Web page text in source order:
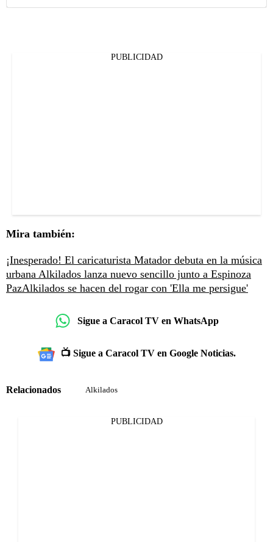
PUBLICIDAD
Mira también:
¡Inesperado! El caricaturista Matador debuta en la música
urbana Alkilados lanza nuevo sencillo junto a Espinoza
PazAlkilados se hacen del rogar con 'Ella me persigue'
Sigue a Caracol TV en WhatsApp
📺 Sigue a Caracol TV en Google Noticias.
Relacionados Alkilados
PUBLICIDAD